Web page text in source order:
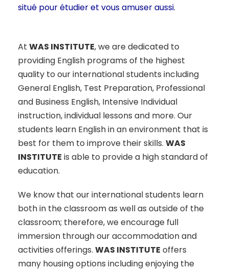
situé pour étudier et vous amuser aussi.
At WAS INSTITUTE, we are dedicated to
providing English programs of the highest
quality to our international students including
General English, Test Preparation, Professional
and Business English, Intensive Individual
instruction, individual lessons and more. Our
students learn English in an environment that is
best for them to improve their skills. WAS
INSTITUTE is able to provide a high standard of
education.
We know that our international students learn
both in the classroom as well as outside of the
classroom; therefore, we encourage full
immersion through our accommodation and
activities offerings. WAS INSTITUTE offers
many housing options including enjoying the